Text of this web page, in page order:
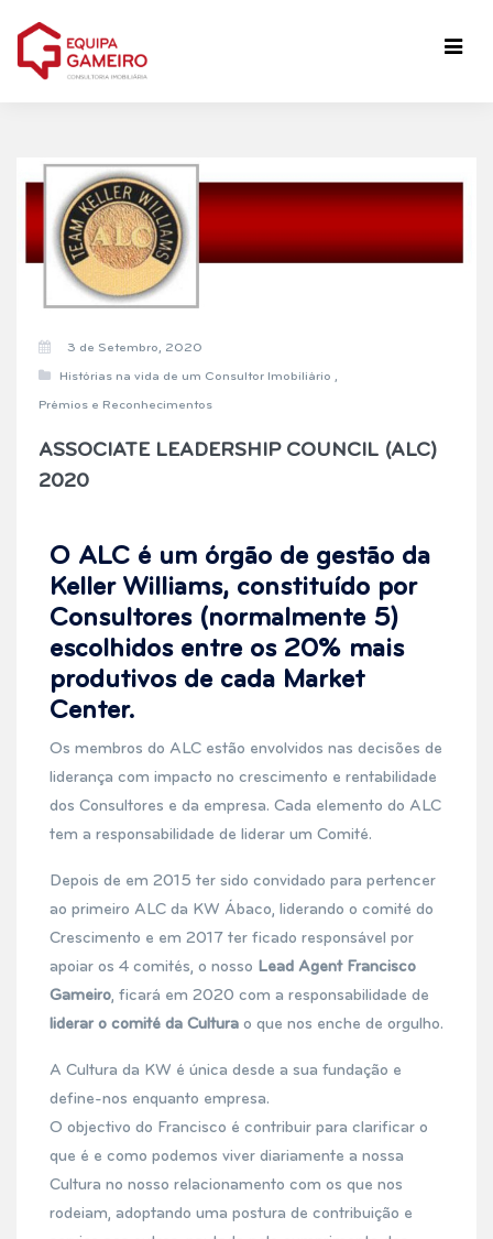
3 de Setembro, 2020
Histórias na vida de um Consultor Imobiliário ,
Prémios e Reconhecimentos
ASSOCIATE LEADERSHIP COUNCIL (ALC)
2020
O ALC é um órgão de gestão da
Keller Williams, constituído por
Consultores (normalmente 5)
escolhidos entre os 20% mais
produtivos de cada Market
Center.
Os membros do ALC estão envolvidos nas decisões de
liderança com impacto no crescimento e rentabilidade
dos Consultores e da empresa. Cada elemento do ALC
tem a responsabilidade de liderar um Comité.
Depois de em 2015 ter sido convidado para pertencer
ao primeiro ALC da KW Ábaco, liderando o comité do
Crescimento e em 2017 ter ficado responsável por
apoiar os 4 comités, o nosso Lead Agent Francisco
Gameiro, ficará em 2020 com a responsabilidade de
liderar o comité da Cultura o que nos enche de orgulho.
A Cultura da KW é única desde a sua fundação e
define-nos enquanto empresa.
O objectivo do Francisco é contribuir para clarificar o
que é e como podemos viver diariamente a nossa
Cultura no nosso relacionamento com os que nos
rodeiam, adoptando uma postura de contribuição e